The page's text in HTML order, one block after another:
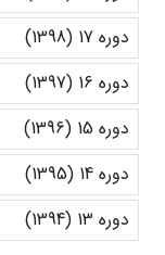
دوره 17 (1398)
دوره 16 (1397)
دوره 15 (1396)
دوره 14 (1395)
دوره 13 (1394)